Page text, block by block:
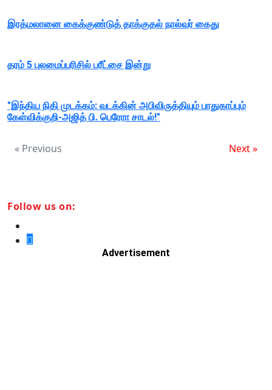
இரத்மலானை கைக்குண்டுத் தாக்குதல் நால்வர் கைது
தரம் 5 புலமைப்பரிசில் பரீட்சை இன்று
"இந்திய நிதி முடக்கம்: வடக்கின் அபிவிருத்தியும் பாதுகாப்பும்
கேள்விக்குறி-அஜித் பி. பெரேரா சாடல்!"
« Previous Next »
Follow us on:
Advertisement